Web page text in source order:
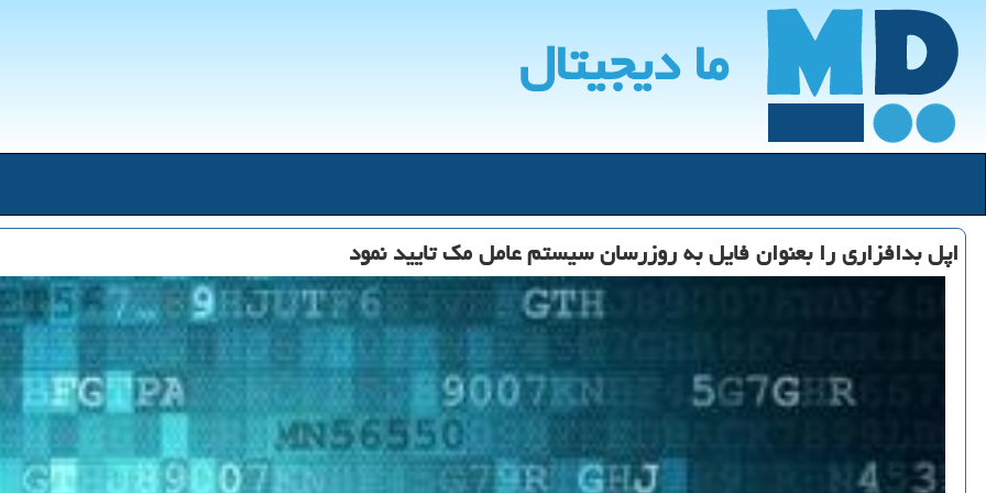
ما دیجیتال
اپل بدافزاری را بعنوان فایل به روزرسان سیستم عامل مك تایید نمود